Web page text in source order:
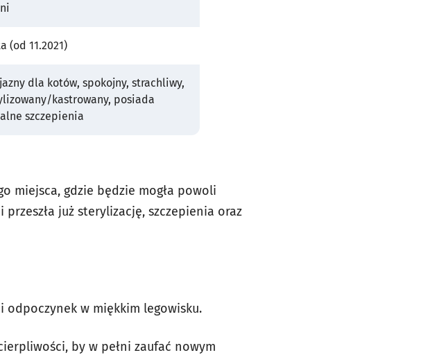
(od 11.2021)
dla kotów, spokojny, strachliwy,
kastrowany, posiada
szczepienia
miejsca, gdzie będzie mogła powoli
już sterylizację, szczepienia oraz
odpoczynek w miękkim legowisku.
by w pełni zaufać nowym